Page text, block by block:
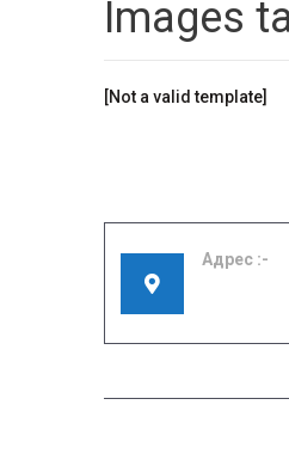
Images
[Not a valid template]
Адрес